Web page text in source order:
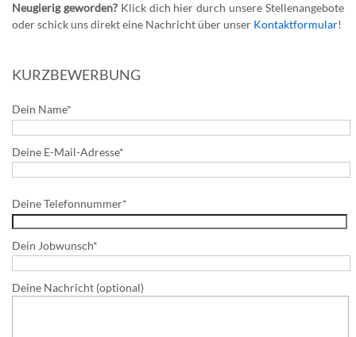
Neugierig geworden?Klick dich hier durch unsere Stellenangebote
oder schick uns direkt eine Nachricht über unser Kontaktformular!
KURZBEWERBUNG
Dein Name*
Deine E-Mail-Adresse*
leave
this
field
Deine Telefonnummer*
Dein Jobwunsch*
Deine Nachricht (optional)